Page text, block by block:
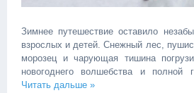
Зимнее путешествие оставило
взрослых и детей. Снежный лес,
морозец и чарующая тишина
новогоднего волшебства и полной
Читать дальше »